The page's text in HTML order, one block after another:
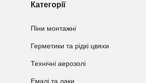
Категорії
Піни монтажні
Герметики та рідкі цвяхи
Технічні аерозолі
Емалі та лаки